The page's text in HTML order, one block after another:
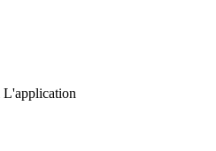
L'application